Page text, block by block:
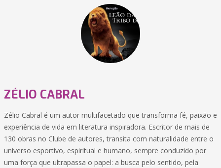
ZÉLIO CABRAL
Zélio Cabral é um autor multifacetado que transforma fé, paixão e
experiência de vida em literatura inspiradora. Escritor de mais de
130 obras no Clube de autores, transita com naturalidade entre o
universo esportivo, espiritual e humano, sempre conduzido por
uma força que ultrapassa o papel: a busca pelo sentido, pela